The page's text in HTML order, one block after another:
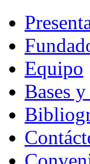
Equipo
Bases